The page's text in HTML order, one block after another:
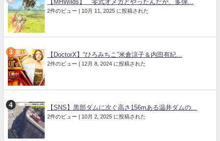
【MHWilds】 零式オメガとやったんだが、多弾...
2件のビュー 10月 11, 2025 に投稿された
【DoctorX】“ひろみちこ”米倉涼子＆内田有紀...
2件のビュー 12月 8, 2024 に投稿された
【SNS】黒部ダムに次ぐ高さ156mある温井ダムの...
2件のビュー 10月 2, 2025 に投稿された